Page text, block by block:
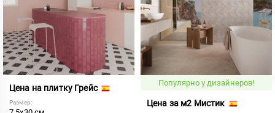
Цена на плитку Грейс
Размер:
Популярно у дизайнеров!
Цена за м2 Мистик